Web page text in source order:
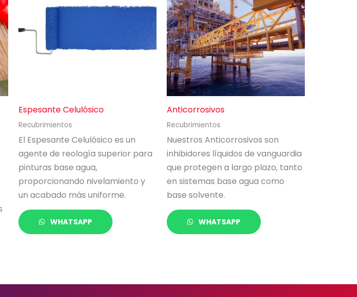
Espesante Celulósico
Recubrimientos
El Espesante Celulósico es un
agente de reología superior para
pinturas base agua,
proporcionando nivelamiento y
un acabado más uniforme.
WHATSAPP
Anticorrosivos
Recubrimientos
Nuestros Anticorrosivos son
inhibidores líquidos de vanguardia
que protegen a largo plazo, tanto
en sistemas base agua como
base solvente.
WHATSAPP